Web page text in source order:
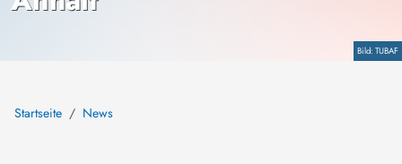
Copyright
TUBAF
Startseite News